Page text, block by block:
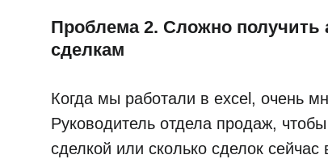
Проблема 2. Сложно
сделкам
Когда мы работали в excel, очень
Руководитель отдела продаж,
сделкой или сколько сделок